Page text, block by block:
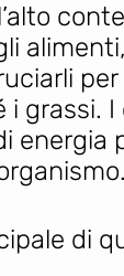
i grassi.
energia
di